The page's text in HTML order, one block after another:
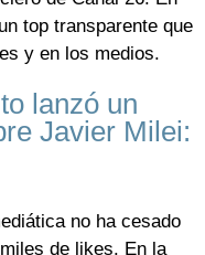
top transparente que
y en los medios.
lanzó un
Javier Milei:
no ha cesado
de likes. En la